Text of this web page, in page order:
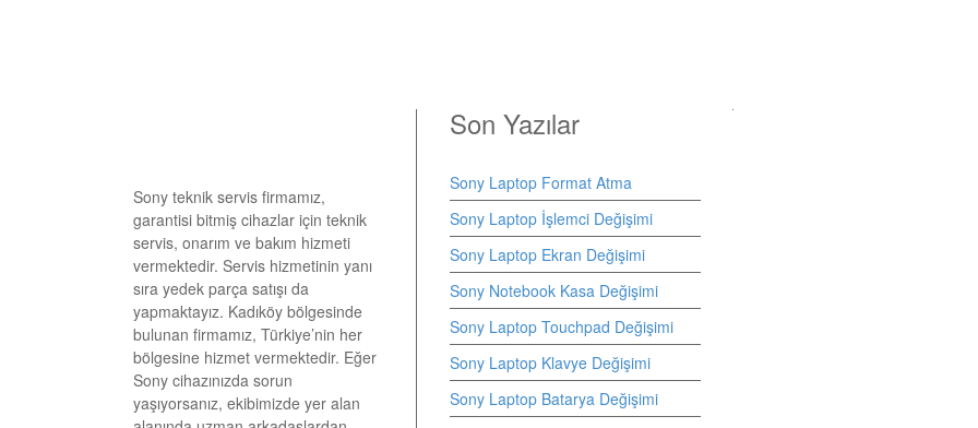
Sony teknik servis firmamız,
garantisi bitmiş cihazlar için teknik
servis, onarım ve bakım hizmeti
vermektedir. Servis hizmetinin yanı
sıra yedek parça satışı da
yapmaktayız. Kadıköy bölgesinde
bulunan firmamız, Türkiye’nin her
bölgesine hizmet vermektedir. Eğer
Sony cihazınızda sorun
yaşıyorsanız, ekibimizde yer alan
Son Yazılar
Sony Laptop Format Atma
Sony Laptop İşlemci Değişimi
Sony Laptop Ekran Değişimi
Sony Notebook Kasa Değişimi
Sony Laptop Touchpad Değişimi
Sony Laptop Klavye Değişimi
Sony Laptop Batarya Değişimi